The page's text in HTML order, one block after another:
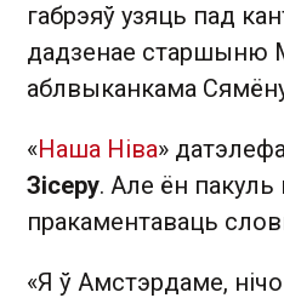
габрэяў узяць пад
дадзенае старшыню
аблвыканкама
«Наша Ніва»
Зісеру. Але ён пакуль
пракаментаваць
«Я ў Амстэрдаме,